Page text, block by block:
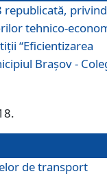
republicată, privind
tehnico-
“Eficientizarea
Brașov -
de transport